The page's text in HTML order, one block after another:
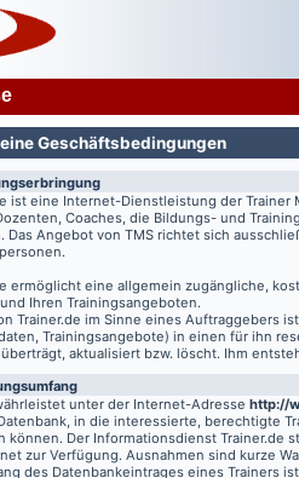
Geschäftsbedingungen
ist eine Internet-Dienstleistung der Trainer
Coaches, die Bildungs- und
Das Angebot von TMS richtet sich
ermöglicht eine allgemein zugängliche,
Ihren Trainingsangeboten.
Trainer.de im Sinne eines Auftraggebers
Trainingsangebote) in einen für ihn
aktualisiert bzw. löscht. Ihm
unter der Internet-Adresse http://
in die interessierte, berechtigte
können. Der Informationsdienst Trainer.de
zur Verfügung. Ausnahmen sind kurze
des Datenbankeintrages eines Trainers